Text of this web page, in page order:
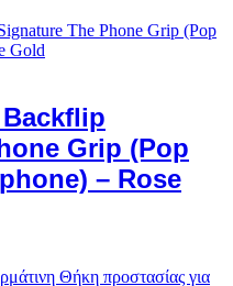
Grip (Pop
– Rose